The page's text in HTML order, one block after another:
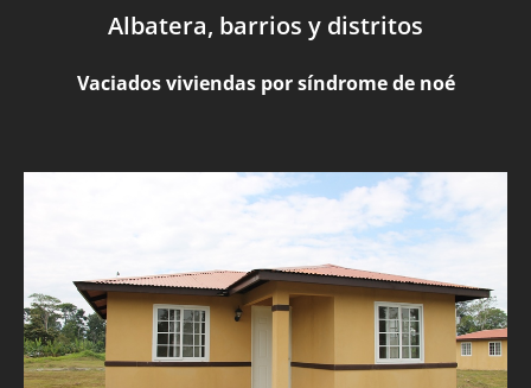
Albatera, barrios y distritos
Vaciados viviendas por síndrome de noé